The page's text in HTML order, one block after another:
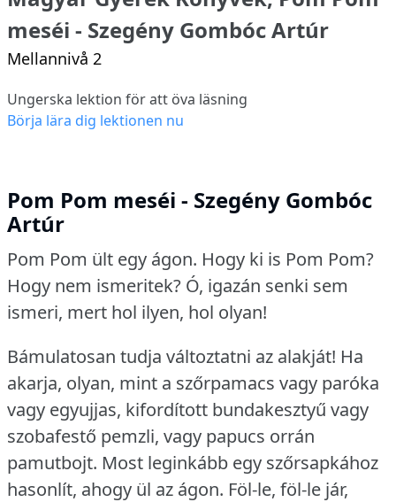
meséi - Szegény Gombóc Artúr
Mellannivå 2
Ungerska lektion för att öva läsning
Börja lära dig lektionen nu
Pom Pom meséi - Szegény Gombóc
Artúr
Pom Pom ült egy ágon. Hogy ki is Pom Pom?
Hogy nem ismeritek? Ó, igazán senki sem
ismeri, mert hol ilyen, hol olyan!
Bámulatosan tudja változtatni az alakját! Ha
akarja, olyan, mint a szőrpamacs vagy paróka
vagy egyujjas, kifordított bundakesztyű vagy
szobafestő pemzli, vagy papucs orrán
pamutbojt. Most leginkább egy szőrsapkához
hasonlít, ahogy ül az ágon. Föl-le, föl-le jár,